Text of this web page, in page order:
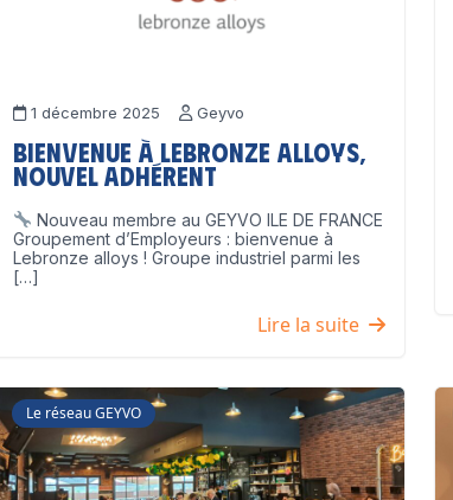
1 décembre 2025 Geyvo
Bienvenue à Lebronze Alloys,
nouvel adhérent
Nouveau membre au GEYVO ILE DE FRANCE
Groupement d’Employeurs : bienvenue à
Lebronze alloys ! Groupe industriel parmi les
[…]
Lire la suite
Le réseau GEYVO